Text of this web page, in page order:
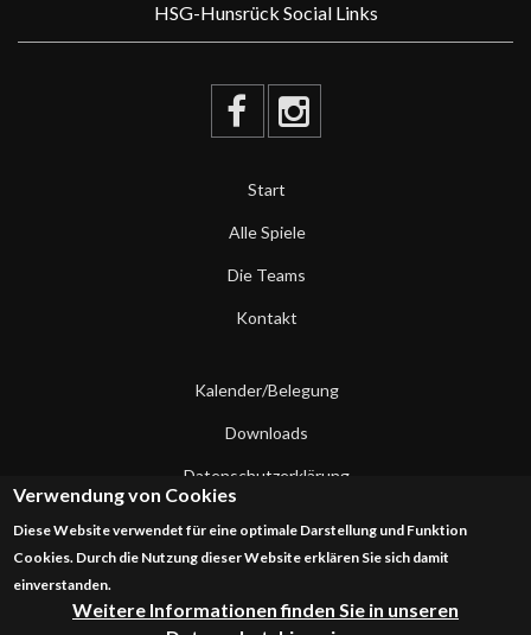
HSG-Hunsrück Social Links
Start
Alle Spiele
Die Teams
Kontakt
Kalender/Belegung
Downloads
Datenschutzerklärung
Kontakt
Verwendung von Cookies
Diese Website verwendet für eine optimale Darstellung und Funktion
Cookies. Durch die Nutzung dieser Website erklären Sie sich damit
einverstanden.
Weitere Informationen finden Sie in unseren